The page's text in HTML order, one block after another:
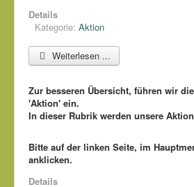
Details
Kategorie: Aktion
Weiterlesen ...
Zur besseren Übersicht, führen wir
'Aktion' ein.
In dieser Rubrik werden unsere
Bitte auf der linken Seite, im
anklicken.
Details